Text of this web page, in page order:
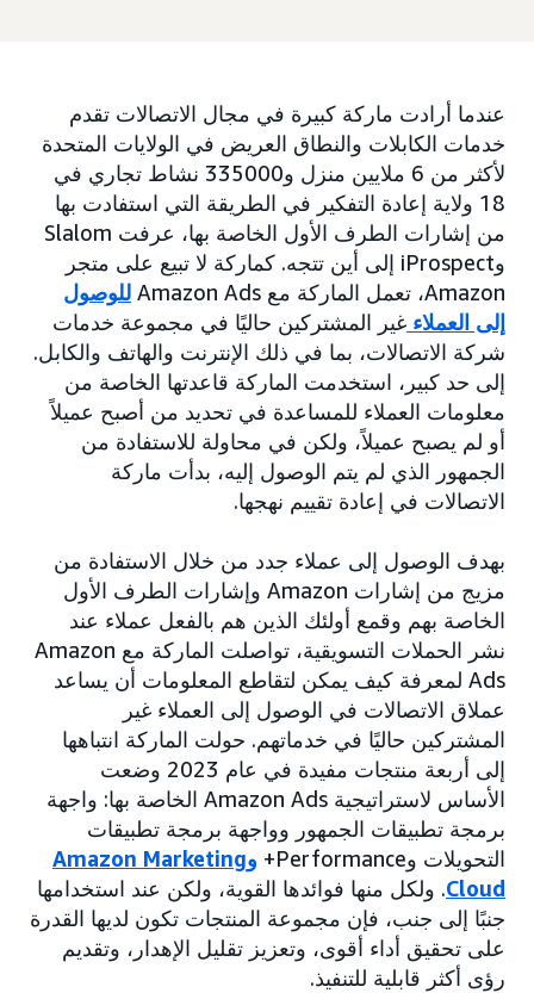
عندما أرادت ماركة كبيرة في مجال الاتصالات تقدم
خدمات الكابلات والنطاق العريض في الولايات المتحدة
لأكثر من 6 ملايين منزل و335000 نشاط تجاري في
18 ولاية إعادة التفكير في الطريقة التي استفادت بها
من إشارات الطرف الأول الخاصة بها، عرفت Slalom
وiProspect إلى أين تتجه. كماركة لا تبيع على متجر
Amazon، تعمل الماركة مع Amazon Ads
للوصول
إلى العملاء غير المشتركين حاليًا في مجموعة خدمات
شركة الاتصالات، بما في ذلك الإنترنت والهاتف والكابل.
إلى حد كبير، استخدمت الماركة قاعدتها الخاصة من
معلومات العملاء للمساعدة في تحديد من أصبح عميلاً
أو لم يصبح عميلاً، ولكن في محاولة للاستفادة من
الجمهور الذي لم يتم الوصول إليه، بدأت ماركة
الاتصالات في إعادة تقييم نهجها.
بهدف الوصول إلى عملاء جدد من خلال الاستفادة من
مزيج من إشارات Amazon وإشارات الطرف الأول
الخاصة بهم وقمع أولئك الذين هم بالفعل عملاء عند
نشر الحملات التسويقية، تواصلت الماركة مع Amazon
Ads لمعرفة كيف يمكن لتقاطع المعلومات أن يساعد
عملاق الاتصالات في الوصول إلى العملاء غير
المشتركين حاليًا في خدماتهم. حولت الماركة انتباهها
إلى أربعة منتجات مفيدة في عام 2023 وضعت
الأساس لاستراتيجية Amazon Ads الخاصة بها: واجهة
برمجة تطبيقات الجمهور وواجهة برمجة تطبيقات
التحويلات وPerformance+
وAmazon Marketing
Cloud. ولكل منها فوائدها القوية، ولكن عند استخدامها
جنبًا إلى جنب، فإن مجموعة المنتجات تكون لديها القدرة
على تحقيق أداء أقوى، وتعزيز تقليل الإهدار، وتقديم
رؤى أكثر قابلية للتنفيذ.